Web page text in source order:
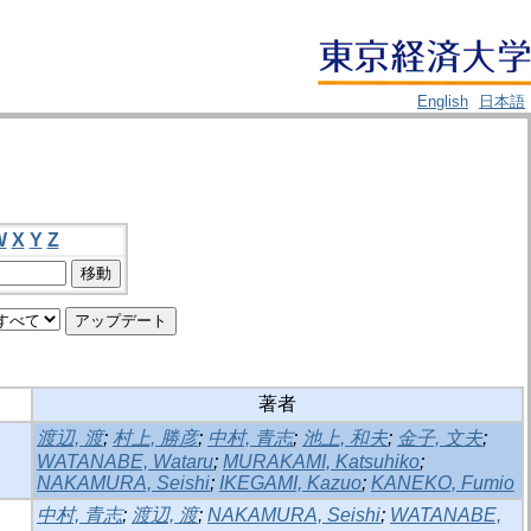
English
日本語
X Y Z
著者
渡辺, 渡; 村上, 勝彦; 中村, 青志; 池上, 和夫; 金子, 文夫;
WATANABE, Wataru; MURAKAMI, Katsuhiko;
NAKAMURA, Seishi; IKEGAMI, Kazuo; KANEKO, Fumio
中村, 青志; 渡辺, 渡; NAKAMURA, Seishi; WATANABE,